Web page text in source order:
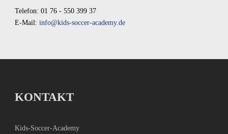
Telefon: 01 76 - 550 399 37
E-Mail: info@kids-soccer-academy.de
KONTAKT
Kids-Soccer-Academy